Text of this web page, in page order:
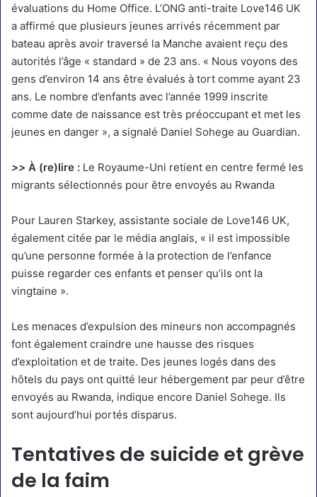
évaluations du Home Office. L’ONG anti-traite Love146 UK
a affirmé que plusieurs jeunes arrivés récemment par
bateau après avoir traversé la Manche avaient reçu des
autorités l’âge « standard » de 23 ans. « Nous voyons des
gens d’environ 14 ans être évalués à tort comme ayant 23
ans. Le nombre d’enfants avec l’année 1999 inscrite
comme date de naissance est très préoccupant et met les
jeunes en danger », a signalé Daniel Sohege au Guardian.
>> À (re)lire : Le Royaume-Uni retient en centre fermé les
migrants sélectionnés pour être envoyés au Rwanda
Pour Lauren Starkey, assistante sociale de Love146 UK,
également citée par le média anglais, « il est impossible
qu’une personne formée à la protection de l’enfance
puisse regarder ces enfants et penser qu’ils ont la
vingtaine ».
Les menaces d’expulsion des mineurs non accompagnés
font également craindre une hausse des risques
d’exploitation et de traite. Des jeunes logés dans des
hôtels du pays ont quitté leur hébergement par peur d’être
envoyés au Rwanda, indique encore Daniel Sohege. Ils
sont aujourd’hui portés disparus.
Tentatives de suicide et grève
de la faim